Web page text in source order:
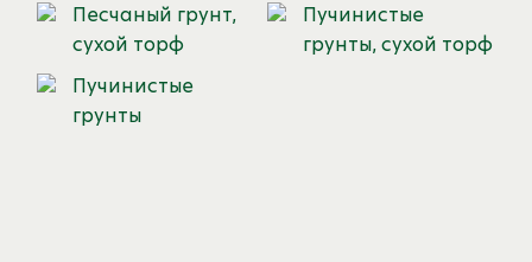
Песчаный грунт,
сухой торф
Пучинистые
грунты
Пучинистые
грунты, сухой торф